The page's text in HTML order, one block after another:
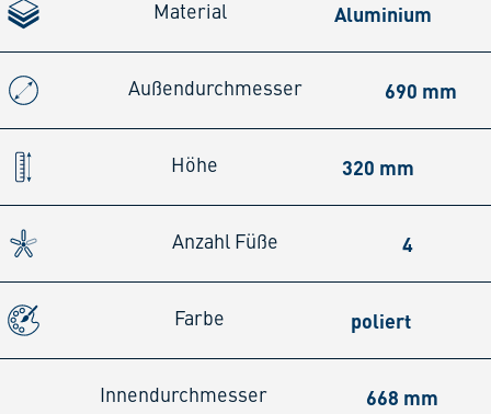
Material Aluminium
Außendurchmesser 690 mm
Höhe 320 mm
Anzahl Füße 4
Farbe poliert
Innendurchmesser 668 mm